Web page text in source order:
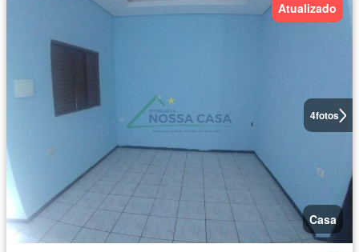
4fotos
Atualizado
Casa